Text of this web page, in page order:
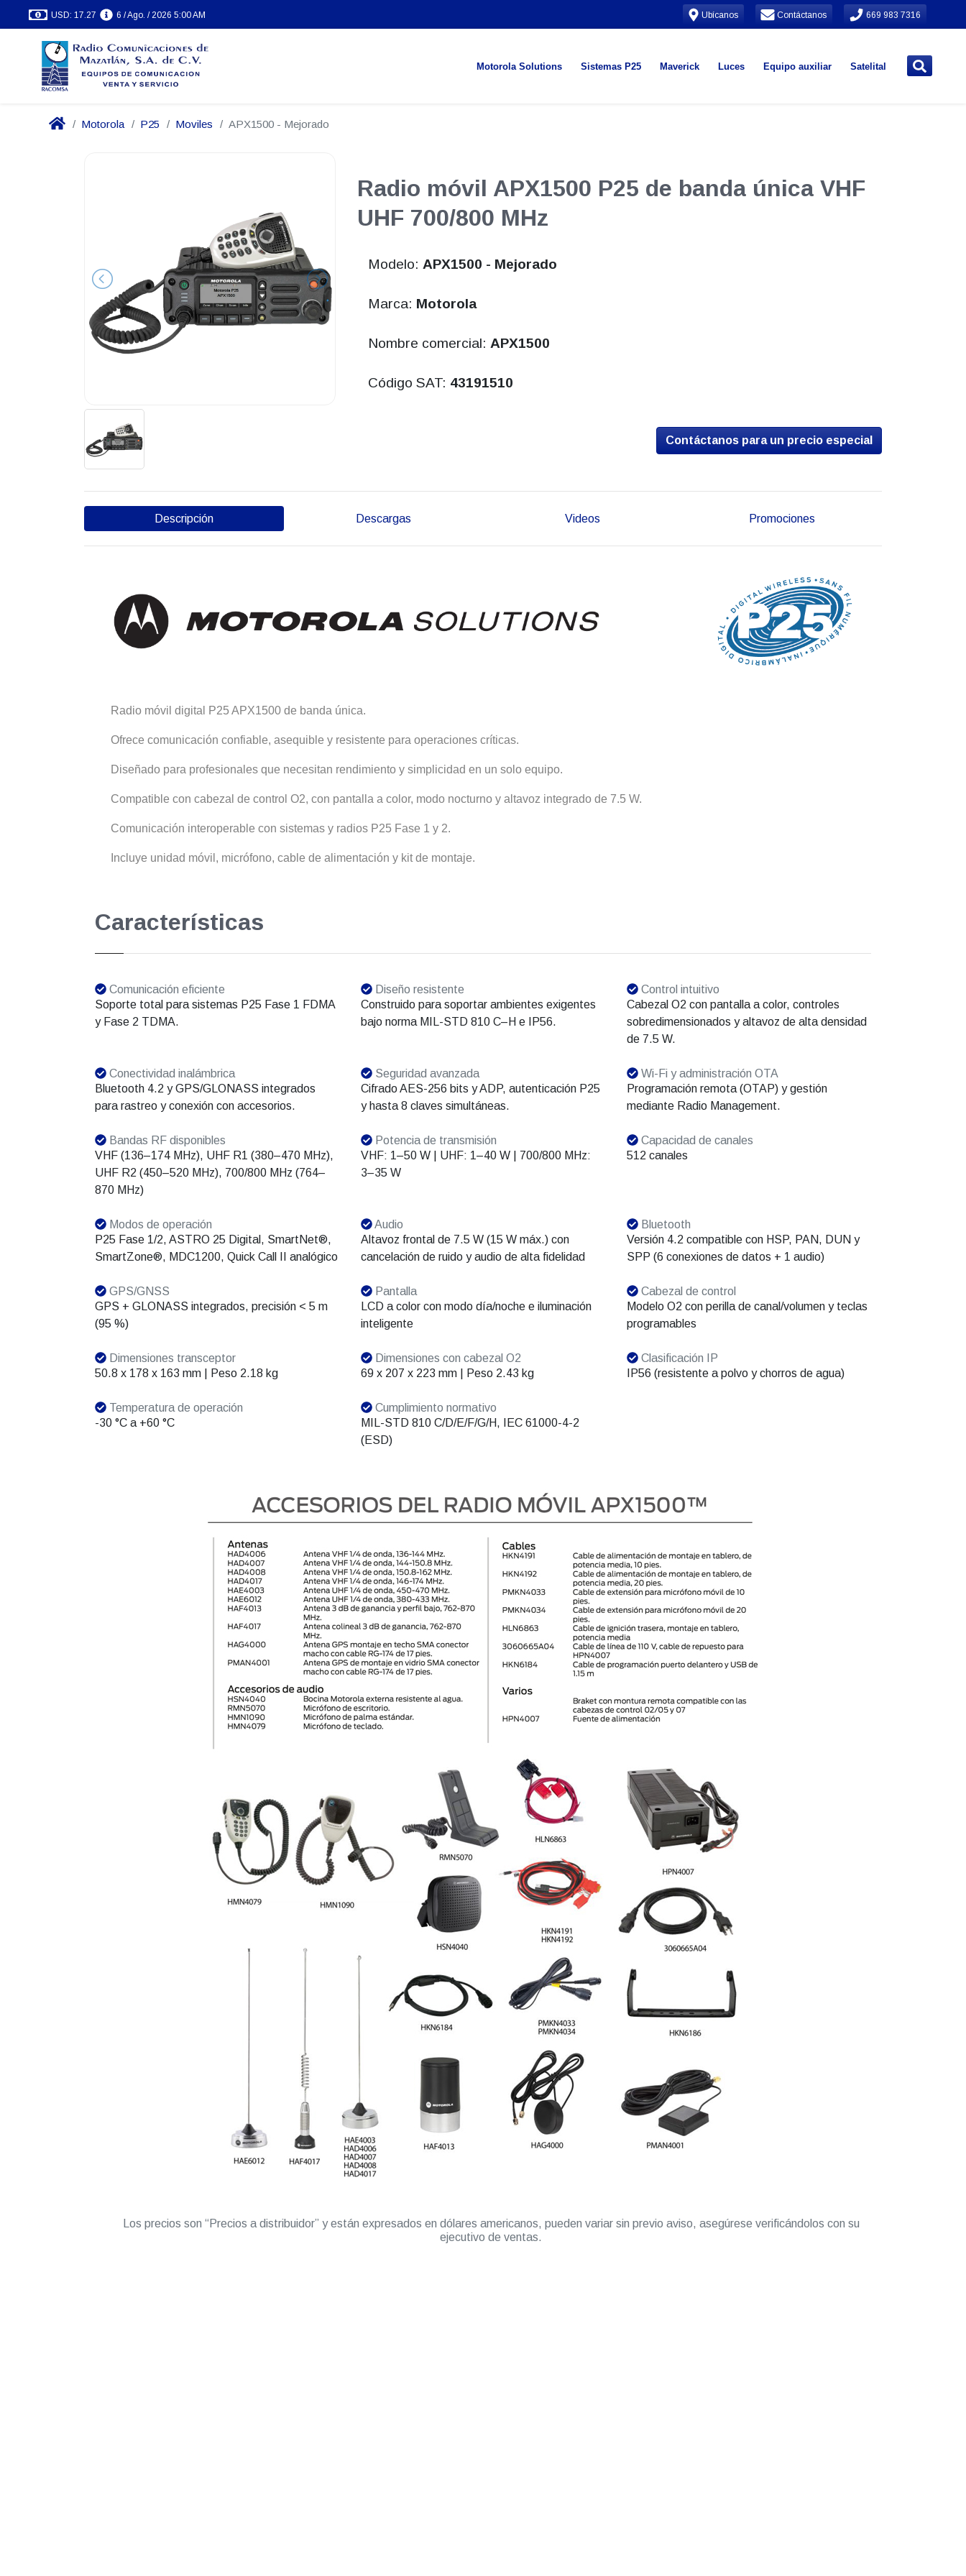
USD: 17.27 6 / Ago. / 2026 5:00 AM Ubícanos Contáctanos 669 983 7316
Motorola Solutions Sistemas P25 Maverick Luces Equipo auxiliar Satelital
Motorola P25 Moviles APX1500 - Mejorado
Radio móvil APX1500 P25 de banda única VHF
UHF 700/800 MHz
Modelo: APX1500 - Mejorado
Marca: Motorola
Nombre comercial: APX1500
Código SAT: 43191510
Contáctanos para un precio especial
Descripción Descargas Videos Promociones
Radio móvil digital P25 APX1500 de banda única.
Ofrece comunicación confiable, asequible y resistente para operaciones críticas.
Diseñado para profesionales que necesitan rendimiento y simplicidad en un solo equipo.
Compatible con cabezal de control O2, con pantalla a color, modo nocturno y altavoz integrado de 7.5 W.
Comunicación interoperable con sistemas y radios P25 Fase 1 y 2.
Incluye unidad móvil, micrófono, cable de alimentación y kit de montaje.
Características
Comunicación eficiente
Soporte total para sistemas P25 Fase 1 FDMA
y Fase 2 TDMA.
Diseño resistente
Construido para soportar ambientes exigentes
bajo norma MIL-STD 810 C–H e IP56.
Control intuitivo
Cabezal O2 con pantalla a color, controles
sobredimensionados y altavoz de alta densidad
de 7.5 W.
Conectividad inalámbrica
Bluetooth 4.2 y GPS/GLONASS integrados
para rastreo y conexión con accesorios.
Seguridad avanzada
Cifrado AES-256 bits y ADP, autenticación P25
y hasta 8 claves simultáneas.
Wi-Fi y administración OTA
Programación remota (OTAP) y gestión
mediante Radio Management.
Bandas RF disponibles
VHF (136–174 MHz), UHF R1 (380–470 MHz),
UHF R2 (450–520 MHz), 700/800 MHz (764–
870 MHz)
Potencia de transmisión
VHF: 1–50 W | UHF: 1–40 W | 700/800 MHz:
3–35 W
Capacidad de canales
512 canales
Modos de operación
P25 Fase 1/2, ASTRO 25 Digital, SmartNet®,
SmartZone®, MDC1200, Quick Call II analógico
Audio
Altavoz frontal de 7.5 W (15 W máx.) con
cancelación de ruido y audio de alta fidelidad
Bluetooth
Versión 4.2 compatible con HSP, PAN, DUN y
SPP (6 conexiones de datos + 1 audio)
GPS/GNSS
GPS + GLONASS integrados, precisión < 5 m
(95 %)
Pantalla
LCD a color con modo día/noche e iluminación
inteligente
Cabezal de control
Modelo O2 con perilla de canal/volumen y teclas
programables
Dimensiones transceptor
50.8 x 178 x 163 mm | Peso 2.18 kg
Dimensiones con cabezal O2
69 x 207 x 223 mm | Peso 2.43 kg
Clasificación IP
IP56 (resistente a polvo y chorros de agua)
Temperatura de operación
-30 °C a +60 °C
Cumplimiento normativo
MIL-STD 810 C/D/E/F/G/H, IEC 61000-4-2
(ESD)
Los precios son “Precios a distribuidor” y están expresados en dólares americanos, pueden variar sin previo aviso, asegúrese verificándolos con su
ejecutivo de ventas.